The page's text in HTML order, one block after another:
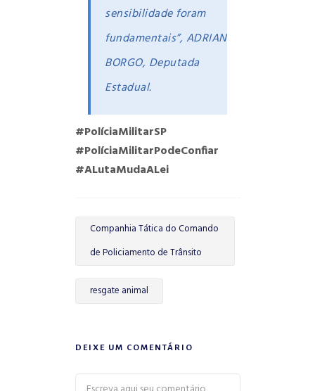
sensibilidade foram
fundamentais”, ADRIANA
BORGO, Deputada
Estadual.
#PolíciaMilitarSP
#PolíciaMilitarPodeConfiar
#ALutaMudaALei
Companhia Tática do Comando
de Policiamento de Trânsito
resgate animal
DEIXE UM COMENTÁRIO